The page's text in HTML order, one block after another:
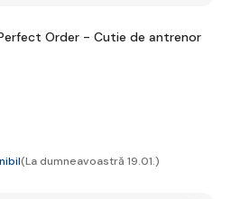
Order - Cutie de antrenor
(La dumneavoastră 19.01.)